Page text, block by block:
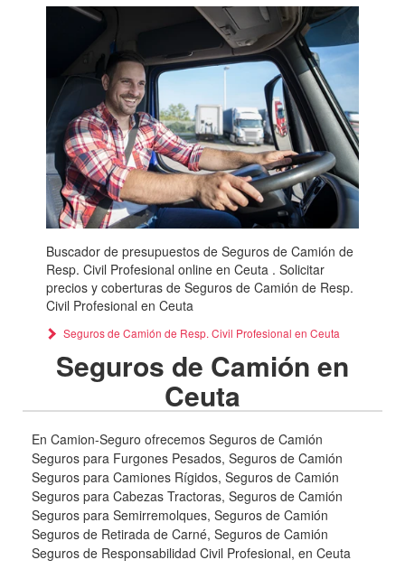
Buscador de presupuestos de Seguros de Camión de
Resp. Civil Profesional online en Ceuta . Solicitar
precios y coberturas de Seguros de Camión de Resp.
Civil Profesional en Ceuta
Seguros de Camión de Resp. Civil Profesional en Ceuta
Seguros de Camión en
Ceuta
En Camion-Seguro ofrecemos Seguros de Camión
Seguros para Furgones Pesados, Seguros de Camión
Seguros para Camiones Rígidos, Seguros de Camión
Seguros para Cabezas Tractoras, Seguros de Camión
Seguros para Semirremolques, Seguros de Camión
Seguros de Retirada de Carné, Seguros de Camión
Seguros de Responsabilidad Civil Profesional, en Ceuta